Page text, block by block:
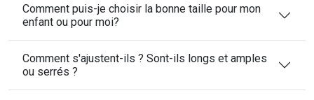
Comment puis-je choisir la bonne taille pour mon
enfant ou pour moi?
Comment s'ajustent-ils ? Sont-ils longs et amples
ou serrés ?